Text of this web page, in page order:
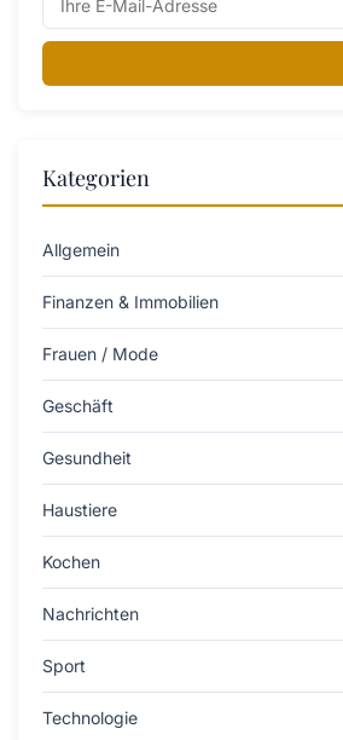
Kategorien
Allgemein
Finanzen & Immobilien
Frauen / Mode
Geschäft
Gesundheit
Haustiere
Kochen
Nachrichten
Sport
Technologie